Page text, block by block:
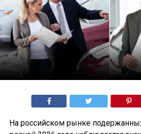
На российском рынке